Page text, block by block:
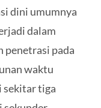
dini umumnya
dalam
penetrasi pada
waktu
sekitar tiga